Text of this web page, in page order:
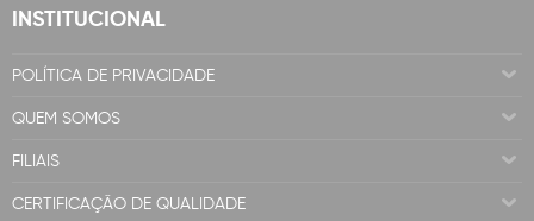
INSTITUCIONAL
POLÍTICA DE PRIVACIDADE
QUEM SOMOS
FILIAIS
CERTIFICAÇÃO DE QUALIDADE